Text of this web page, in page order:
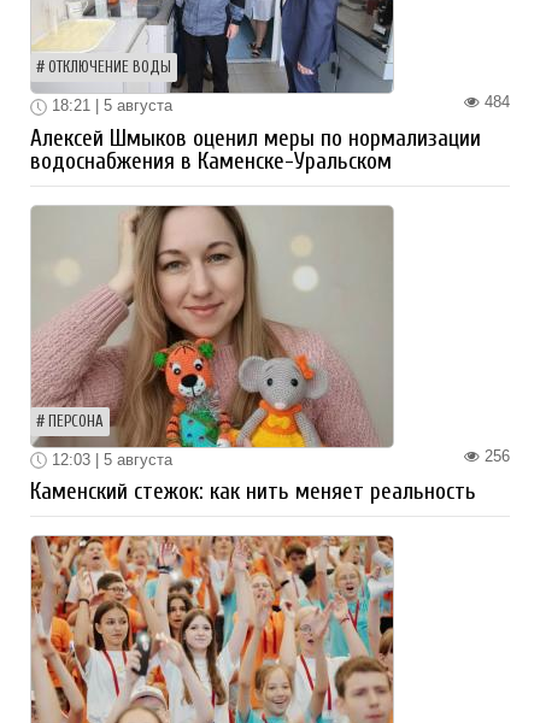
ОТКЛЮЧЕНИЕ ВОДЫ
484
18:21 | 5 августа
Алексей Шмыков оценил меры по нормализации
водоснабжения в Каменске-Уральском
ПЕРСОНА
256
12:03 | 5 августа
Каменский стежок: как нить меняет реальность